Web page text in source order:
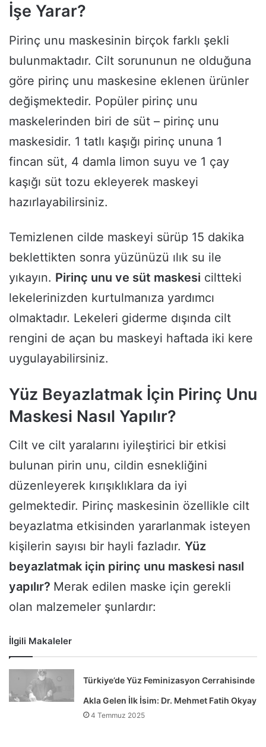
İşe Yarar?
Pirinç unu maskesinin birçok farklı şekli
bulunmaktadır. Cilt sorununun ne olduğuna
göre pirinç unu maskesine eklenen ürünler
değişmektedir. Popüler pirinç unu
maskelerinden biri de süt – pirinç unu
maskesidir. 1 tatlı kaşığı pirinç ununa 1
fincan süt, 4 damla limon suyu ve 1 çay
kaşığı süt tozu ekleyerek maskeyi
hazırlayabilirsiniz.
Temizlenen cilde maskeyi sürüp 15 dakika
beklettikten sonra yüzünüzü ılık su ile
yıkayın. Pirinç unu ve süt maskesi ciltteki
lekelerinizden kurtulmanıza yardımcı
olmaktadır. Lekeleri giderme dışında cilt
rengini de açan bu maskeyi haftada iki kere
uygulayabilirsiniz.
Yüz Beyazlatmak İçin Pirinç Unu
Maskesi Nasıl Yapılır?
Cilt ve cilt yaralarını iyileştirici bir etkisi
bulunan pirin unu, cildin esnekliğini
düzenleyerek kırışıklıklara da iyi
gelmektedir. Pirinç maskesinin özellikle cilt
beyazlatma etkisinden yararlanmak isteyen
kişilerin sayısı bir hayli fazladır. Yüz
beyazlatmak için pirinç unu maskesi nasıl
yapılır? Merak edilen maske için gerekli
olan malzemeler şunlardır:
İlgili Makaleler
Türkiye’de Yüz Feminizasyon Cerrahisinde
Akla Gelen İlk İsim: Dr. Mehmet Fatih Okyay
4 Temmuz 2025